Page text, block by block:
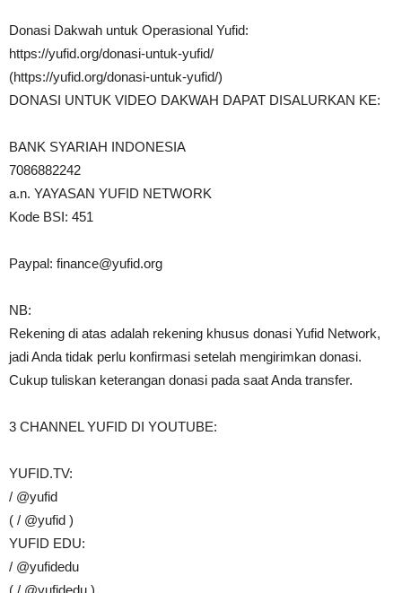
Donasi Dakwah untuk Operasional Yufid:
https://yufid.org/donasi-untuk-yufid/
(https://yufid.org/donasi-untuk-yufid/)
DONASI UNTUK VIDEO DAKWAH DAPAT DISALURKAN KE:
BANK SYARIAH INDONESIA
7086882242
a.n. YAYASAN YUFID NETWORK
Kode BSI: 451
Paypal: finance@yufid.org
NB:
Rekening di atas adalah rekening khusus donasi Yufid Network,
jadi Anda tidak perlu konfirmasi setelah mengirimkan donasi.
Cukup tuliskan keterangan donasi pada saat Anda transfer.
3 CHANNEL YUFID DI YOUTUBE:
YUFID.TV:
/ @yufid
( / @yufid )
YUFID EDU:
/ @yufidedu
( / @yufidedu )